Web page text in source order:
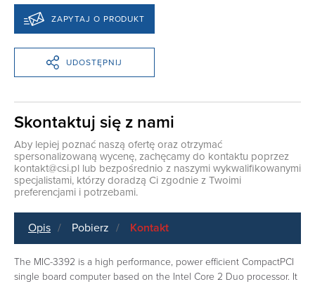
ZAPYTAJ O PRODUKT
UDOSTĘPNIJ
Skontaktuj się z nami
Aby lepiej poznać naszą ofertę oraz otrzymać
spersonalizowaną wycenę, zachęcamy do kontaktu poprzez
kontakt@csi.pl lub bezpośrednio z naszymi wykwalifikowanymi
specjalistami, którzy doradzą Ci zgodnie z Twoimi
preferencjami i potrzebami.
Opis Pobierz Kontakt
The MIC-3392 is a high performance, power efficient CompactPCI
single board computer based on the Intel Core 2 Duo processor. It